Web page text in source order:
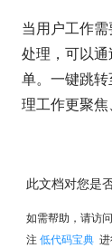
当用户工作
处理，可以通
单。一键跳
理工作更聚焦
此文档对您是
如需帮助，请访问
注 低代码宝典 进